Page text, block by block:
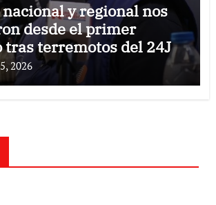
y regional nos
desde el primer
tras terremotos del 24J
2026